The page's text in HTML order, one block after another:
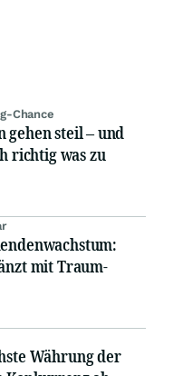
Chance
gehen steil – und
richtig was zu
mit Traum-
Währung der